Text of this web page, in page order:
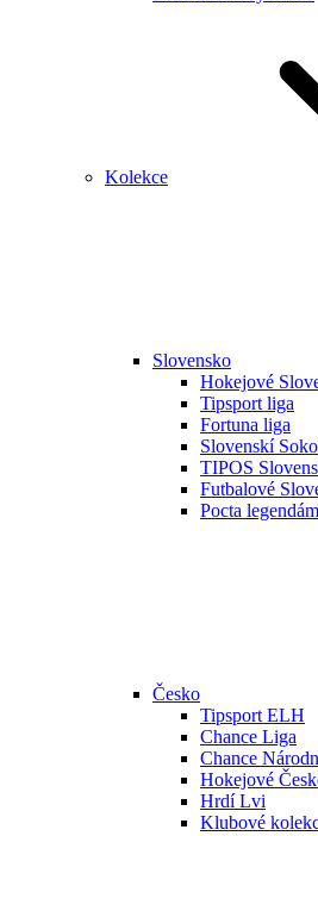
Kolekce
Slovensko
Hokejové
Tipsport liga
Fortuna liga
Slovenskí
TIPOS
Futbalové
Pocta legendám
Česko
Tipsport ELH
Chance Liga
Chance
Hokejové
Hrdí Lvi
Klubové